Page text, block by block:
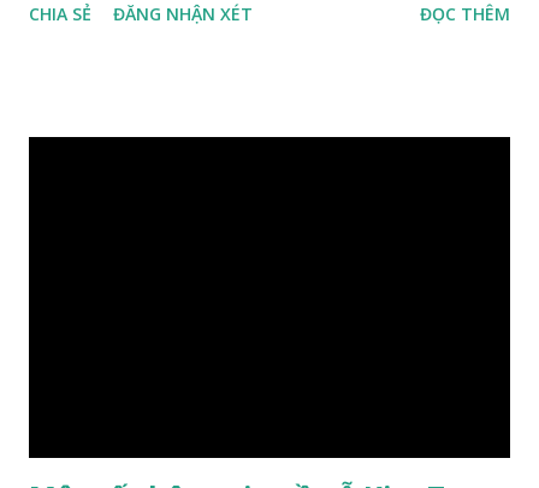
(Fabaceae). Là cây nguyên sản ở vùng Đông Nam Á. Ở Việt
CHIA SẺ ĐĂNG NHẬN XÉT ĐỌC THÊM